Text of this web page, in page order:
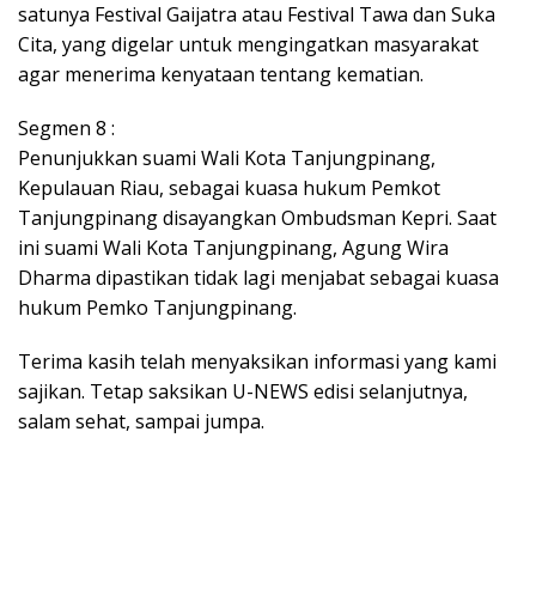
satunya Festival Gaijatra atau Festival Tawa dan Suka
Cita, yang digelar untuk mengingatkan masyarakat
agar menerima kenyataan tentang kematian.
Segmen 8 :
Penunjukkan suami Wali Kota Tanjungpinang,
Kepulauan Riau, sebagai kuasa hukum Pemkot
Tanjungpinang disayangkan Ombudsman Kepri. Saat
ini suami Wali Kota Tanjungpinang, Agung Wira
Dharma dipastikan tidak lagi menjabat sebagai kuasa
hukum Pemko Tanjungpinang.
Terima kasih telah menyaksikan informasi yang kami
sajikan. Tetap saksikan U-NEWS edisi selanjutnya,
salam sehat, sampai jumpa.